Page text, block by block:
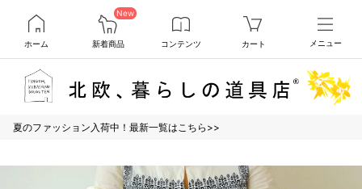
ホーム
New
新着商品 コンテンツ カート メニュー
夏のファッション入荷中！最新一覧はこちら>>